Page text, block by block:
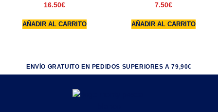
16.50€
AÑADIR AL CARRITO
7.50€
AÑADIR AL CARRITO
ENVÍO GRATUITO EN PEDIDOS SUPERIORES A 79,90€